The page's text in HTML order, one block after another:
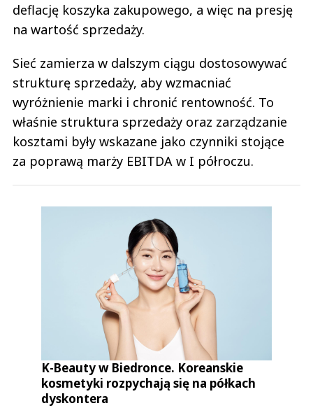
deflację koszyka zakupowego, a więc na presję
na wartość sprzedaży.
Sieć zamierza w dalszym ciągu dostosowywać
strukturę sprzedaży, aby wzmacniać
wyróżnienie marki i chronić rentowność. To
właśnie struktura sprzedaży oraz zarządzanie
kosztami były wskazane jako czynniki stojące
za poprawą marży EBITDA w I półroczu.
K-Beauty w Biedronce. Koreanskie
kosmetyki rozpychają się na półkach
dyskontera